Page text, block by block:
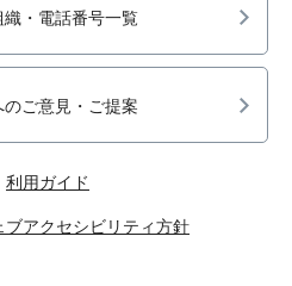
織・電話番号一覧
のご意見・ご提案
利用ガイド
ブアクセシビリティ方針